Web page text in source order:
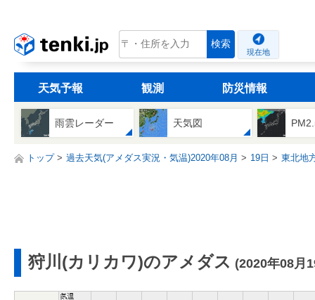
tenki.jp 検索
現在地
天気予報 観測 防災情報
雨雲レーダー 天気図
トップ 過去天気(アメダス実況・気温)2020年08月 19日 東北地
狩川(カリカワ)のアメダス (2020年08月